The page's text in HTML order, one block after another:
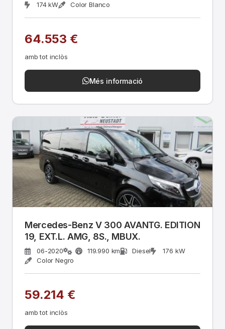
174 kW
Color Blanco
64.553 €
amb tot inclòs
Més informació
Mercedes-Benz V 300 AVANTG. EDITION
19, EXT.L. AMG, 8S., MBUX.
06-2020 119.990 km Diesel
176 kW
Color Negro
59.214 €
amb tot inclòs